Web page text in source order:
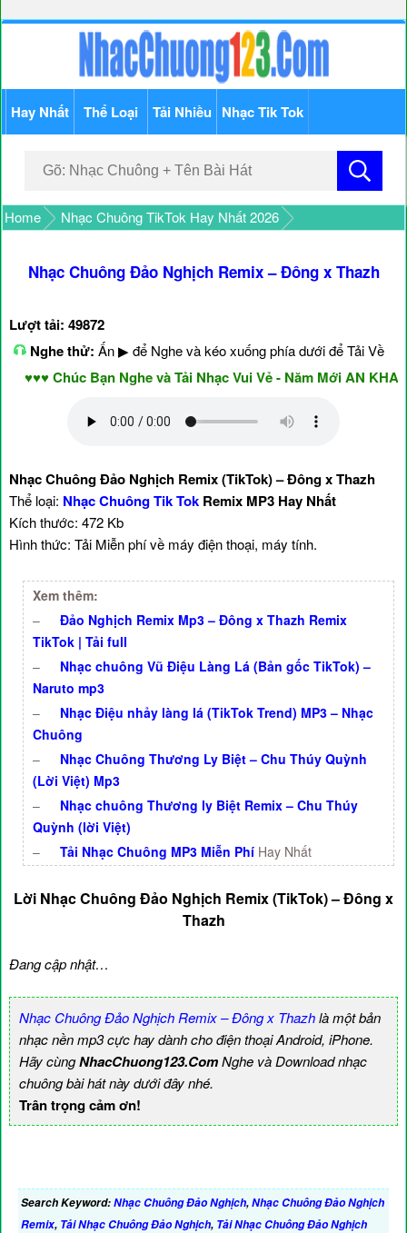
Hay Nhất Thể Loại Tải Nhiều Nhạc Tik Tok
Home Nhạc Chuông TikTok Hay Nhất 2026
Nhạc Chuông Đảo Nghịch Remix – Đông x Thazh
Lượt tải: 49872
Nghe thử: Ấn ▶ để Nghe và kéo xuống phía dưới để Tải Về
Chúc Bạn Nghe và Tải Nhạc Vui Vẻ - Năm Mới AN KHANG
Nhạc Chuông Đảo Nghịch Remix (TikTok) – Đông x Thazh
Thể loại: Nhạc Chuông Tik Tok Remix MP3 Hay Nhất
Kích thước: 472 Kb
Hình thức: Tải Miễn phí về máy điện thoại, máy tính.
Xem thêm:
–
Đảo Nghịch Remix Mp3 – Đông x Thazh Remix
TikTok | Tải full
–
Nhạc chuông Vũ Điệu Làng Lá (Bản gốc TikTok) –
Naruto mp3
–
Nhạc Điệu nhảy làng lá (TikTok Trend) MP3 – Nhạc
Chuông
–
Nhạc Chuông Thương Ly Biệt – Chu Thúy Quỳnh
(Lời Việt) Mp3
–
Nhạc chuông Thương ly Biệt Remix – Chu Thúy
Quỳnh (lời Việt)
–
Tải Nhạc Chuông MP3 Miễn Phí Hay Nhất
Lời Nhạc Chuông Đảo Nghịch Remix (TikTok) – Đông x
Thazh
Đang cập nhật…
Nhạc Chuông Đảo Nghịch Remix – Đông x Thazhlà một bản
nhạc nền mp3 cực hay dành cho điện thoại Android, iPhone.
Hãy cùngNhacChuong123.ComNghe và Download nhạc
chuông bài hát này dưới đây nhé.
Trân trọng cảm ơn!
Search Keyword:Nhạc Chuông Đảo Nghịch,Nhạc Chuông Đảo Nghịch
Remix, Tải Nhạc Chuông Đảo Nghịch, Tải Nhạc Chuông Đảo Nghịch